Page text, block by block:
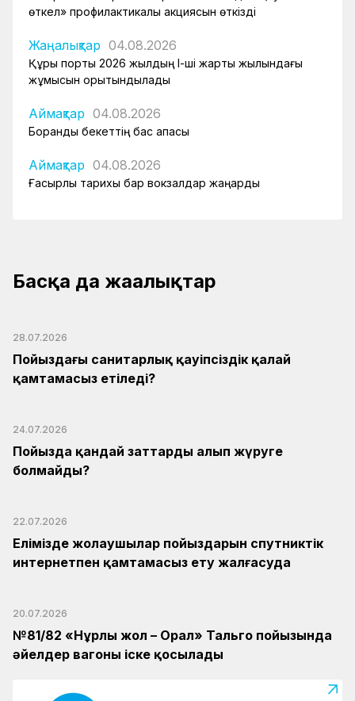
өткел» профилактикалық акциясын өткізді
Жаңалықтар 04.08.2026
Құрық порты 2026 жылдың І-ші жарты жылындағы
жұмысын қорытындылады
Аймақтар 04.08.2026
Боранды бекеттің бас қақпасы
Аймақтар 04.08.2026
Ғасырлық тарихы бар вокзалдар жаңарды
Басқа да жаңалықтар
28.07.2026
Пойыздағы санитарлық қауіпсіздік қалай
қамтамасыз етіледі?
24.07.2026
Пойызда қандай заттарды алып жүруге
болмайды?
22.07.2026
Елімізде жолаушылар пойыздарын спутниктік
интернетпен қамтамасыз ету жалғасуда
20.07.2026
№81/82 «Нұрлы жол – Орал» Тальго пойызында
әйелдер вагоны іске қосылады